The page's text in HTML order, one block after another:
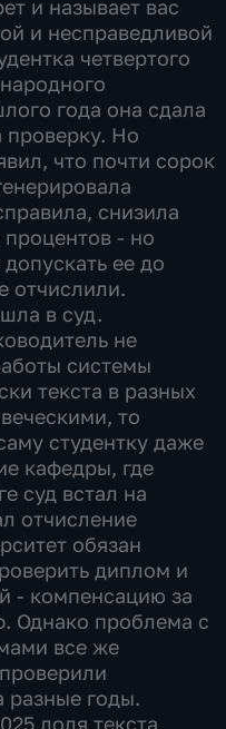
и называет вас
и несправедливой
четвертого
года она сдала
проверку. Но
что почти сорок
снизила
процентов - но
ее до
отчислили.
в суд.
не
системы
текста в разных
то
студентку даже
кафедры, где
суд встал на
отчисление
обязан
диплом и
- компенсацию за
Однако проблема с
все же
разные годы.
доля текста,